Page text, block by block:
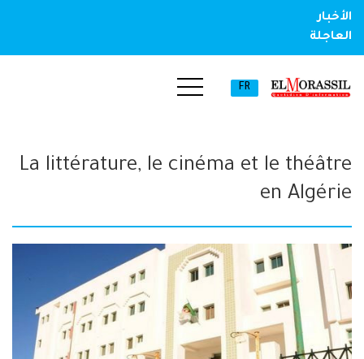
الأخبار
العاجلة
FR
La littérature, le cinéma et le théâtre
en Algérie